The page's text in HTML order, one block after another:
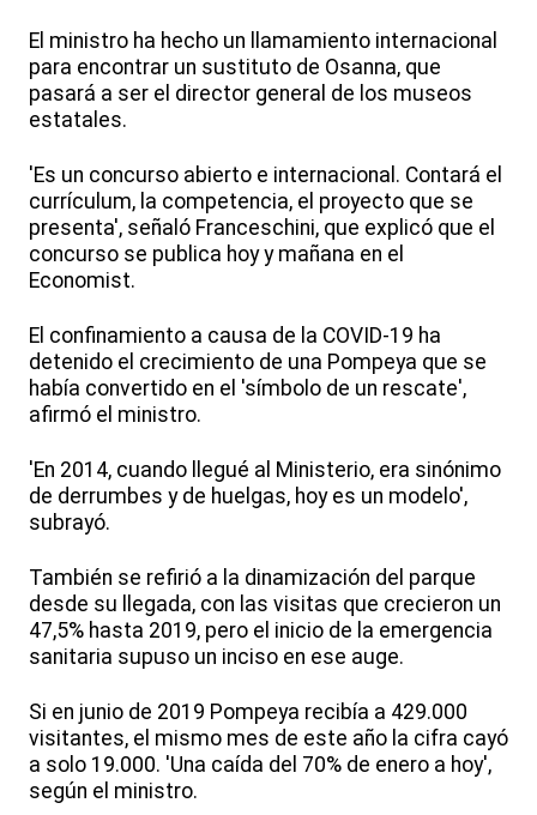
El ministro ha hecho un llamamiento internacional
para encontrar un sustituto de Osanna, que
pasará a ser el director general de los museos
estatales.
'Es un concurso abierto e internacional. Contará el
currículum, la competencia, el proyecto que se
presenta', señaló Franceschini, que explicó que el
concurso se publica hoy y mañana en el
Economist.
El confinamiento a causa de la COVID-19 ha
detenido el crecimiento de una Pompeya que se
había convertido en el 'símbolo de un rescate',
afirmó el ministro.
'En 2014, cuando llegué al Ministerio, era sinónimo
de derrumbes y de huelgas, hoy es un modelo',
subrayó.
También se refirió a la dinamización del parque
desde su llegada, con las visitas que crecieron un
47,5% hasta 2019, pero el inicio de la emergencia
sanitaria supuso un inciso en ese auge.
Si en junio de 2019 Pompeya recibía a 429.000
visitantes, el mismo mes de este año la cifra cayó
a solo 19.000. 'Una caída del 70% de enero a hoy',
según el ministro.